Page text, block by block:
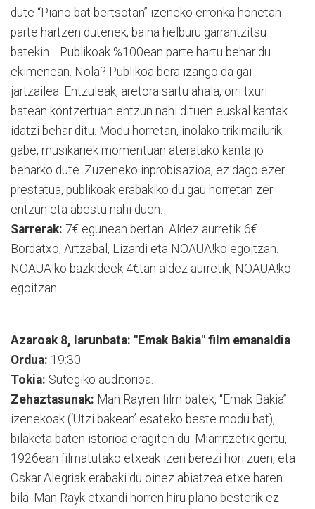
dute “Piano bat bertsotan” izeneko erronka honetan
parte hartzen dutenek, baina helburu garrantzitsu
batekin… Publikoak %100ean parte hartu behar du
ekimenean. Nola? Publikoa bera izango da gai
jartzailea. Entzuleak, aretora sartu ahala, orri txuri
batean kontzertuan entzun nahi dituen euskal kantak
idatzi behar ditu. Modu horretan, inolako trikimailurik
gabe, musikariek momentuan ateratako kanta jo
beharko dute. Zuzeneko inprobisazioa, ez dago ezer
prestatua, publikoak erabakiko du gau horretan zer
entzun eta abestu nahi duen.
Sarrerak: 7€ egunean bertan. Aldez aurretik 6€
Bordatxo, Artzabal, Lizardi eta NOAUA!ko egoitzan.
NOAUA!ko bazkideek 4€tan aldez aurretik, NOAUA!ko
egoitzan.
Azaroak 8, larunbata: "Emak Bakia" film emanaldia
Ordua: 19:30.
Tokia: Sutegiko auditorioa.
Zehaztasunak: Man Rayren film batek, “Emak Bakia”
izenekoak (‘Utzi bakean’ esateko beste modu bat),
bilaketa baten istorioa eragiten du. Miarritzetik gertu,
1926ean filmatutako etxeak izen berezi hori zuen, eta
Oskar Alegriak erabaki du oinez abiatzea etxe haren
bila. Man Rayk etxandi horren hiru plano besterik ez